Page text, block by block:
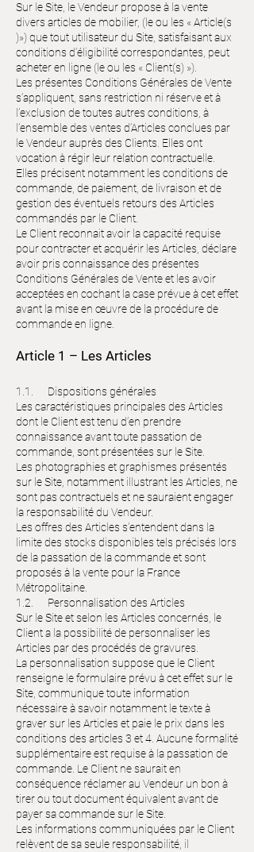
Sur le Site, le Vendeur propose à la vente
divers articles de mobilier, (le ou les « Article(s
)») que tout utilisateur du Site, satisfaisant aux
conditions d’éligibilité correspondantes, peut
acheter en ligne (le ou les « Client(s) »).
Les présentes Conditions Générales de Vente
s’appliquent, sans restriction ni réserve et à
l’exclusion de toutes autres conditions, à
l’ensemble des ventes d’Articles conclues par
le Vendeur auprès des Clients. Elles ont
vocation à régir leur relation contractuelle.
Elles précisent notamment les conditions de
commande, de paiement, de livraison et de
gestion des éventuels retours des Articles
commandés par le Client.
Le Client reconnait avoir la capacité requise
pour contracter et acquérir les Articles, déclare
avoir pris connaissance des présentes
Conditions Générales de Vente et les avoir
acceptées en cochant la case prévue à cet effet
avant la mise en œuvre de la procédure de
commande en ligne.
Article 1 – Les Articles
1.1. Dispositions générales
Les caractéristiques principales des Articles
dont le Client est tenu d’en prendre
connaissance avant toute passation de
commande, sont présentées sur le Site.
Les photographies et graphismes présentés
sur le Site, notamment illustrant les Articles, ne
sont pas contractuels et ne sauraient engager
la responsabilité du Vendeur.
Les offres des Articles s’entendent dans la
limite des stocks disponibles tels précisés lors
de la passation de la commande et sont
proposés à la vente pour la France
Métropolitaine.
1.2. Personnalisation des Articles
Sur le Site et selon les Articles concernés, le
Client a la possibilité de personnaliser les
Articles par des procédés de gravures.
La personnalisation suppose que le Client
renseigne le formulaire prévu à cet effet sur le
Site, communique toute information
nécessaire à savoir notamment le texte à
graver sur les Articles et paie le prix dans les
conditions des articles 3 et 4. Aucune formalité
supplémentaire est requise à la passation de
commande. Le Client ne saurait en
conséquence réclamer au Vendeur un bon à
tirer ou tout document équivalent avant de
payer sa commande sur le Site.
Les informations communiquées par le Client
relèvent de sa seule responsabilité, il